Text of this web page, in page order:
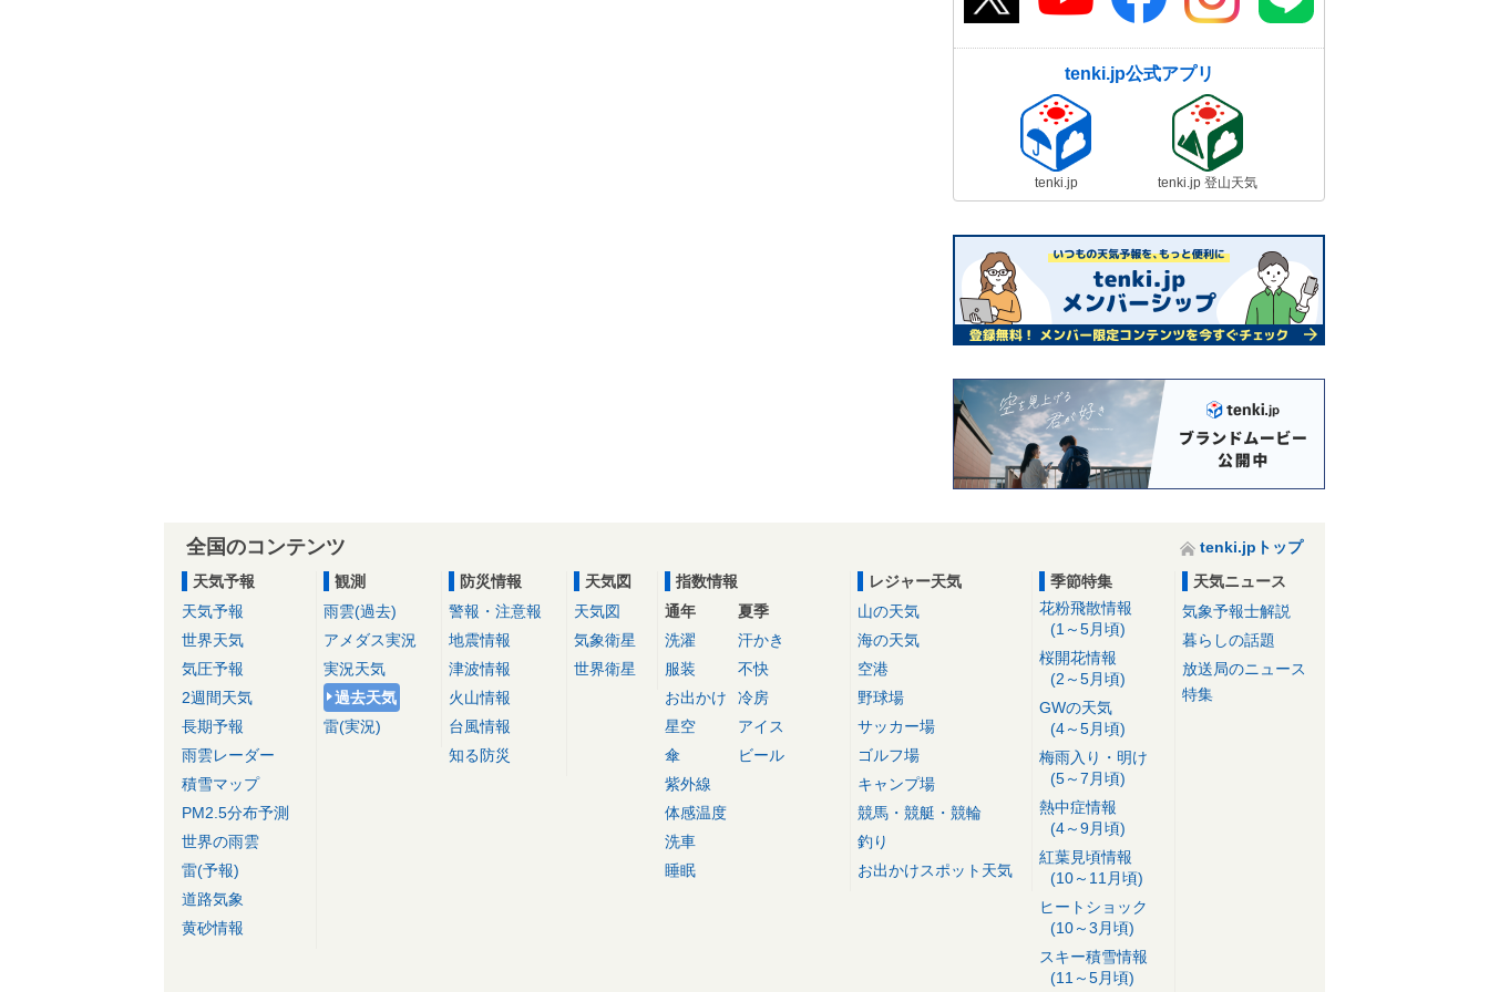
tenki.jp公式アプリ
tenki.jp tenki.jp 登山天気
全国のコンテンツ
tenki.jpトップ
天気予報
天気予報
世界天気
気圧予報
2週間天気
長期予報
雨雲レーダー
積雪マップ
PM2.5分布予測
世界の雨雲
雷(予報)
道路気象
黄砂情報
観測
雨雲(過去)
アメダス実況
実況天気
過去天気
雷(実況)
防災情報
警報・注意報
地震情報
津波情報
火山情報
台風情報
知る防災
天気図
天気図
気象衛星
世界衛星
指数情報
通年
洗濯
服装
お出かけ
星空
傘
紫外線
体感温度
洗車
睡眠
夏季
汗かき
不快
冷房
アイス
ビール
レジャー天気
山の天気
海の天気
空港
野球場
サッカー場
ゴルフ場
キャンプ場
競馬・競艇・競輪
釣り
お出かけスポット天気
季節特集
花粉飛散情報
(1～5月頃)
桜開花情報
(2～5月頃)
GWの天気
(4～5月頃)
梅雨入り・明け
(5～7月頃)
熱中症情報
(4～9月頃)
紅葉見頃情報
(10～11月頃)
ヒートショック
(10～3月頃)
スキー積雪情報
(11～5月頃)
天気ニュース
気象予報士解説
暮らしの話題
放送局のニュース
特集